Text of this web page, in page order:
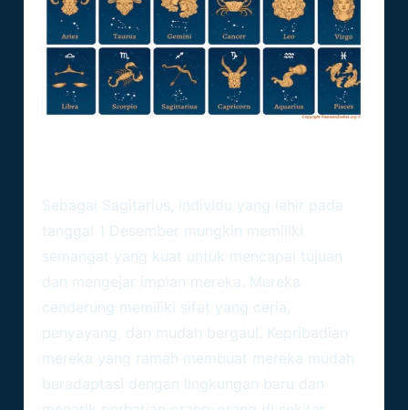
Sebagai Sagitarius, individu yang lahir pada
tanggal 1 Desember mungkin memiliki
semangat yang kuat untuk mencapai tujuan
dan mengejar impian mereka. Mereka
cenderung memiliki sifat yang ceria,
penyayang, dan mudah bergaul. Kepribadian
mereka yang ramah membuat mereka mudah
beradaptasi dengan lingkungan baru dan